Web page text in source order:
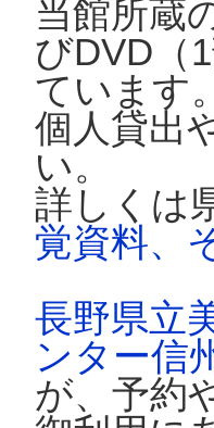
当館所蔵
びDVD（
ています。
個人貸出
い。
詳しくは
覚資料、
長野県立
ンター信
が、予約